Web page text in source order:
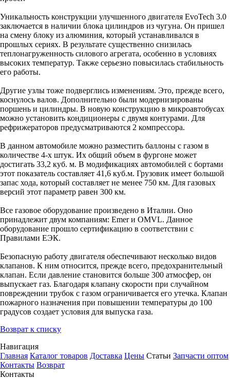
Уникальность конструкции улучшенного двигателя EvoTech 3.0
заключается в наличии блока цилиндров из чугуна. Он пришел
на смену блоку из алюминия, который устанавливался в
прошлых сериях. В результате существенно снизилась
теплонагруженность силового агрегата, особенно в условиях
высоких температур. Также серьезно повысилась стабильность
его работы.
Другие узлы тоже подверглись изменениям. Это, прежде всего,
коснулось валов. Дополнительно были модернизированы
поршень и цилиндры. В новую конструкцию в микроавтобусах
можно установить кондиционеры с двумя контурами. Для
рефрижераторов предусматриваются 2 компрессора.
В данном автомобиле можно разместить баллоны с газом в
количестве 4-х штук. Их общий объем в фургоне может
достигать 33,2 куб. м. В модификациях автомобилей с бортами
этот показатель составляет 41,6 куб.м. Грузовик имеет большой
запас хода, который составляет не менее 750 км. Для газовых
версий этот параметр равен 300 км.
Все газовое оборудование произведено в Италии. Оно
принадлежит двум компаниям: Emer и OMVL. Данное
оборудование прошло сертификацию в соответствии с
Правилами ЕЭК.
Безопасную работу двигателя обеспечивают несколько видов
клапанов. К ним относится, прежде всего, предохранительный
клапан. Если давление становится больше 300 атмосфер, он
выпускает газ. Благодаря клапану скорости при случайном
повреждении трубок с газом ограничивается его утечка. Клапан
пожарного назначения при повышении температуры до 100
градусов создает условия для выпуска газа.
Возврат к списку
Навигация
Главная Каталог товаров Доставка Цены Статьи Запчасти оптом
Контакты Возврат
Контакты